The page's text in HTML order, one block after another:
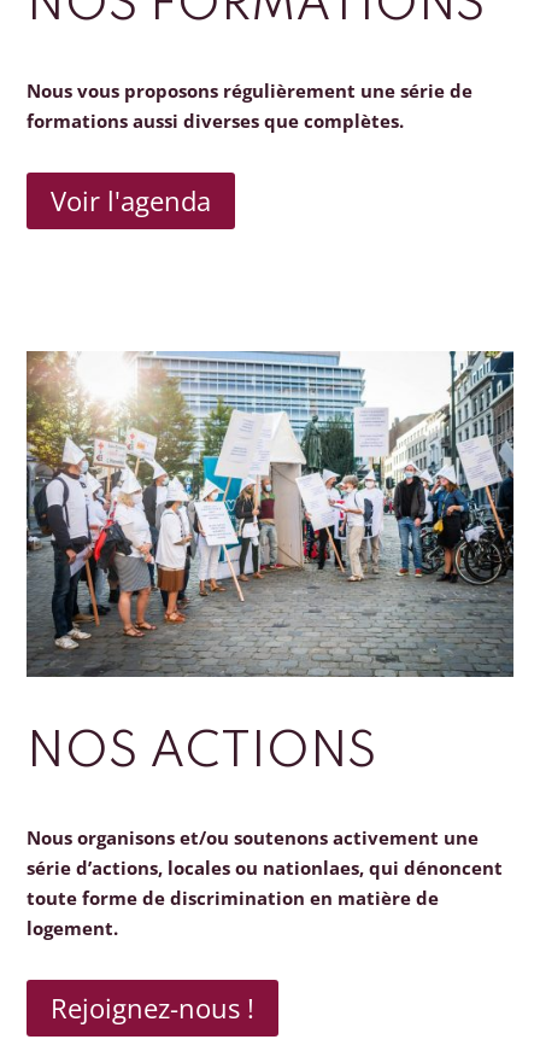
Nous vous proposons régulièrement une série de
formations aussi diverses que complètes.
Voir l'agenda
NOS ACTIONS
Nous organisons et/ou soutenons activement une
série d’actions, locales ou nationlaes, qui dénoncent
toute forme de discrimination en matière de
logement.
Rejoignez-nous !